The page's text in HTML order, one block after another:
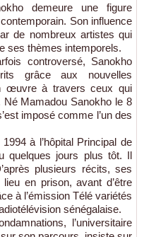
demeure une figure
Son influence
de nombreux artistes qui
ses thèmes intemporels.
controversé, Sanokho
grâce aux nouvelles
œuvre à travers ceux qui
Né Mamadou Sanokho le 8
imposé comme l’un des
à l’hôpital Principal de
quelques jours plus tôt. Il
plusieurs récits, ses
en prison, avant d’être
à l’émission Télé variétés
sénégalaise.
l’universitaire